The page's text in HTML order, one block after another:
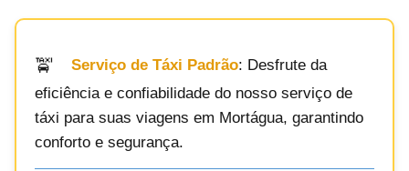
Serviço de Táxi Padrão: Desfrute da
eficiência e confiabilidade do nosso serviço de
táxi para suas viagens em Mortágua, garantindo
conforto e segurança.